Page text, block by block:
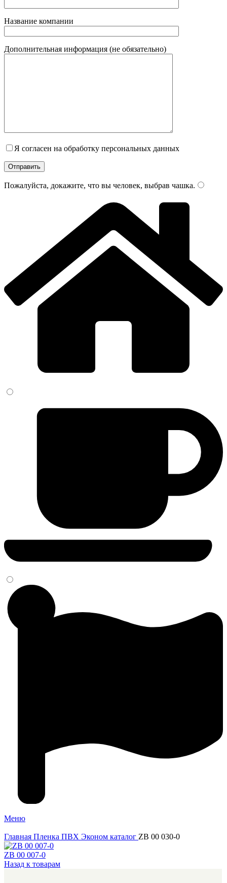
Название компании
Дополнительная информация (не обязательно)
Я согласен на обработку персональных данных
Пожалуйста, докажите, что вы человек, выбрав чашка.
Меню
Главная Пленка ПВХ Эконом каталог ZB 00 030-0
ZB 00 007-0
Назад к товарам